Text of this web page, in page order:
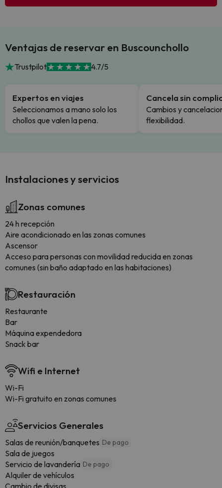
Ventajas de reservar en Buscounchollo
Trustpilot 4.7/5
Expertos en viajes
Seleccionamos a mano solo los
chollos que valen la pena.
Cancela sin
Cambios y
flexibilidad.
Instalaciones y servicios
Zonas comunes
24 h recepción
Aire acondicionado en las zonas comunes
Ascensor
Acceso para personas con movilidad reducida en zonas
comunes (sin baño adaptado en las habitaciones)
Restauración
Restaurante
Bar
Máquina expendedora
Snack bar
Wifi e Internet
Wi-Fi
Wi-Fi gratuito en zonas comunes
Servicios Generales
Salas de reunión/banquetes De pago
Sala de juegos
Servicio de lavandería De pago
Alquiler de vehículos
Cambio de divisas